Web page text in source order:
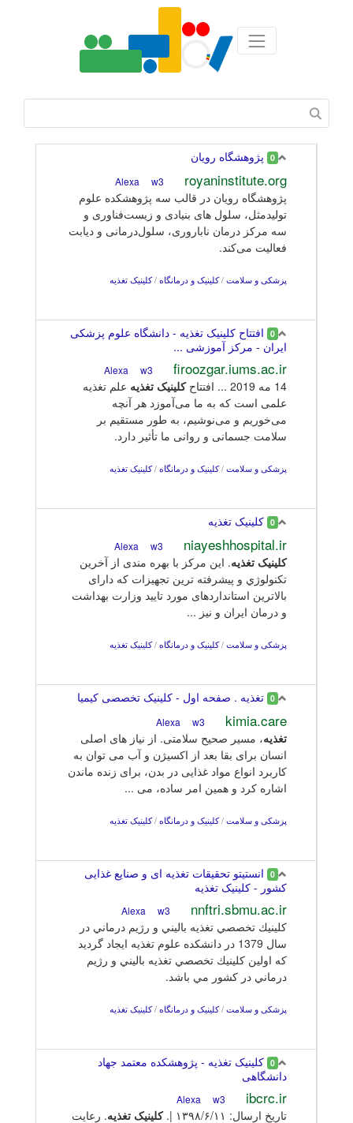
0 پژوهشگاه رویان
royaninstitute.org
w3
پژوهشگاه رویان در قالب سه پژوهشکده علوم
تولیدمثل، سلول ‌های بنیادی و زیست‌فناوری و
سه مرکز درمان ناباروری، سلول‌درمانی و دیابت
فعالیت می‌کند.
پزشکی و سلامت /کلینیک و درمانگاه /کلینیک تغذیه
0 افتتاح کلینیک تغذیه - دانشگاه علوم پزشکی
ایران - مرکز آموزشی ...
firoozgar.iums.ac.ir
w3
14 مه 2019 ... افتتاح کلینیک تغذیه علم تغذیه
علمی است که به ما می‌آموزد هر آنچه
می‌خوریم و می‌نوشیم، به طور مستقیم بر
سلامت جسمانی و روانی ما تأثیر دارد.
پزشکی و سلامت /کلینیک و درمانگاه /کلینیک تغذیه
0 کلینیک تغذیه
niayeshhospital.ir
w3
کلینیک تغذیه. این مرکز با بهره مندی از آخرین
تکنولوژي و پیشرفته ترین تجهیزات که دارای
بالاترین استانداردهای مورد تایید وزارت بهداشت
و درمان ایران و نیز ...
پزشکی و سلامت /کلینیک و درمانگاه /کلینیک تغذیه
0 تغذیه . صفحه اول - کلینیک تخصصی کیمیا
kimia.care
w3
تغذیه، مسیر صحیح سلامتی. از نیاز های اصلی
انسان برای بقا بعد از اکسیژن و آب می توان به
کاربرد انواع مواد غذایی در بدن، برای زنده ماندن
اشاره کرد و همین امر ساده، می ...
پزشکی و سلامت /کلینیک و درمانگاه /کلینیک تغذیه
0 انستیتو تحقیقات تغذیه ای و صنایع غذایی
کشور - کلینیک تغذیه
nnftri.sbmu.ac.ir
w3
كلينيك تخصصي تغذيه باليني و رژيم درماني در
سال 1379 در دانشكده علوم تغذيه ايجاد گرديد
كه اولين كلينيك تخصصي تغذيه باليني و رژيم
درماني در كشور مي باشد.
پزشکی و سلامت /کلینیک و درمانگاه /کلینیک تغذیه
0 کلینیک تغذیه - پژوهشکده معتمد جهاد
دانشگاهی
ibcrc.ir
w3
تاریخ ارسال: ۱۳۹۸/۶/۱۱ |. کلینیک تغذیه. رعایت